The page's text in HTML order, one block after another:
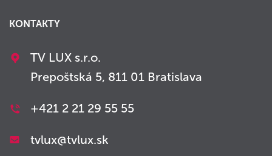
KONTAKTY
TV LUX s.r.o.
Prepoštská 5, 811 01 Bratislava
+421 2 21 29 55 55
tvlux@tvlux.sk